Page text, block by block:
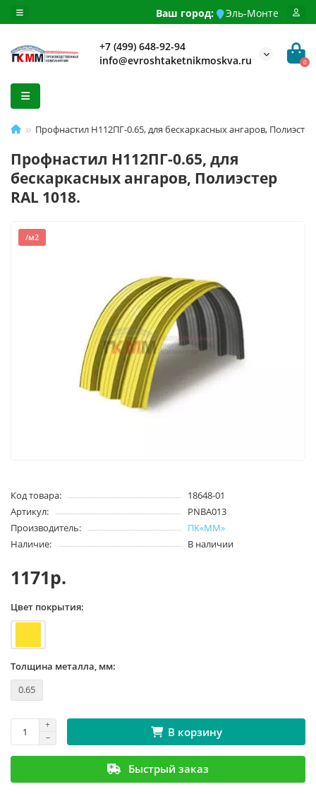
Ваш город: Эль-Монте
+7 (499) 648-92-94
info@evroshtaketnikmoskva.ru
0
Профнастил H112ПГ-0.65, для бескаркасных ангаров, Полиэстер
Профнастил H112ПГ-0.65, для
бескаркасных ангаров, Полиэстер
RAL 1018.
/м2
Код товара:
18648-01
Артикул:
PNBA013
Производитель:
ПК«ММ»
Наличие:
В наличии
1171р.
Цвет покрытия:
Толщина металла, мм:
0.65
В корзину
Быстрый заказ